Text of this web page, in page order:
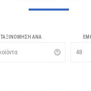
ΤΑΞΙΝΌΜΗΣΗ ΑΝΆ